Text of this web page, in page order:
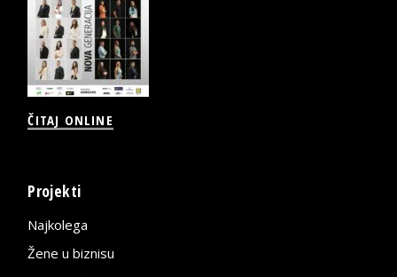
ČITAJ ONLINE
Projekti
Najkolega
Žene u biznisu